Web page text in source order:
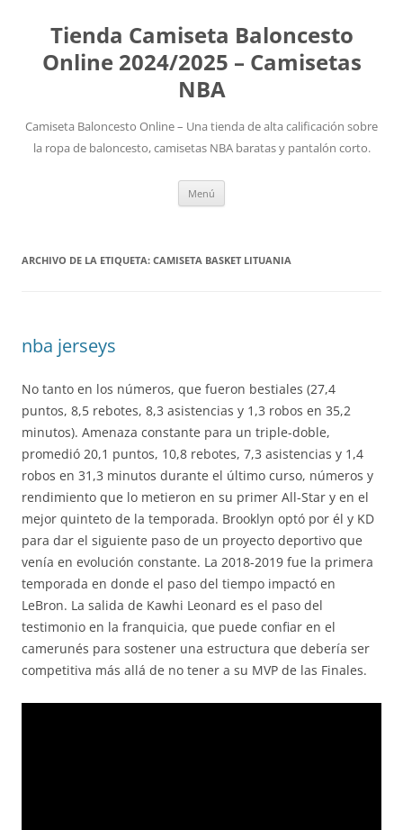
Tienda Camiseta Baloncesto
Online 2024/2025 – Camisetas
NBA
Camiseta Baloncesto Online – Una tienda de alta calificación sobre
la ropa de baloncesto, camisetas NBA baratas y pantalón corto.
Menú
ARCHIVO DE LA ETIQUETA: CAMISETA BASKET LITUANIA
nba jerseys
No tanto en los números, que fueron bestiales (27,4
puntos, 8,5 rebotes, 8,3 asistencias y 1,3 robos en 35,2
minutos). Amenaza constante para un triple-doble,
promedió 20,1 puntos, 10,8 rebotes, 7,3 asistencias y 1,4
robos en 31,3 minutos durante el último curso, números y
rendimiento que lo metieron en su primer All-Star y en el
mejor quinteto de la temporada. Brooklyn optó por él y KD
para dar el siguiente paso de un proyecto deportivo que
venía en evolución constante. La 2018-2019 fue la primera
temporada en donde el paso del tiempo impactó en
LeBron. La salida de Kawhi Leonard es el paso del
testimonio en la franquicia, que puede confiar en el
camerunés para sostener una estructura que debería ser
competitiva más allá de no tener a su MVP de las Finales.